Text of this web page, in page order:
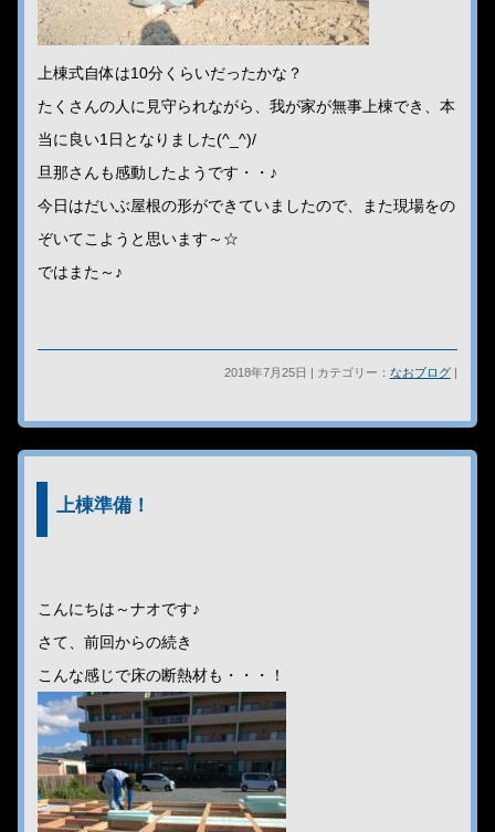
上棟式自体は10分くらいだったかな？
たくさんの人に見守られながら、我が家が無事上棟でき、本
当に良い1日となりました(^_^)/
旦那さんも感動したようです・・♪
今日はだいぶ屋根の形ができていましたので、また現場をの
ぞいてこようと思います～☆
ではまた～♪
2018年7月25日 | カテゴリー： なおブログ|
上棟準備！
こんにちは～ナオです♪
さて、前回からの続き
こんな感じで床の断熱材も・・・！